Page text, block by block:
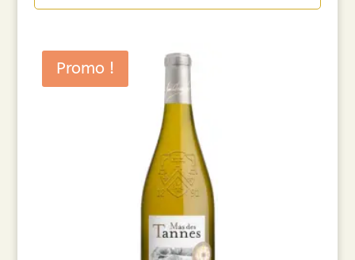
Promo !